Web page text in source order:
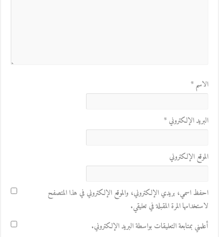
الاسم*
البريد الإلكتروني*
الموقع الإلكتروني
احفظ اسمي، بريدي الإلكتروني، والموقع الإلكتروني في هذا المتصفح
لاستخدامها المرة المقبلة في تعليقي.
أعلمني بمتابعة التعليقات بواسطة البريد الإلكتروني.